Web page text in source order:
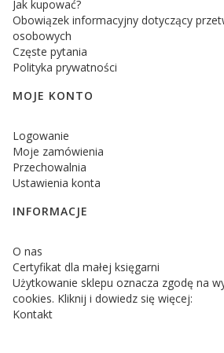
Jak kupować?
Obowiązek informacyjny dotyczący
osobowych
Częste pytania
Polityka prywatności
MOJE KONTO
Logowanie
Moje zamówienia
Przechowalnia
Ustawienia konta
INFORMACJE
O nas
Certyfikat dla małej księgarni
Użytkowanie sklepu oznacza zgodę na
cookies. Kliknij i dowiedz się więcej:
Kontakt